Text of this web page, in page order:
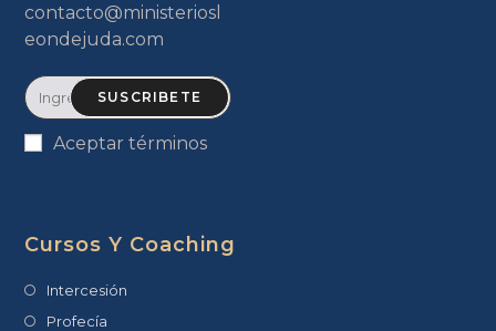
contacto@ministeriosl
eondejuda.com
SUSCRIBETE
Aceptar términos
Cursos Y Coaching
Intercesión
Profecía